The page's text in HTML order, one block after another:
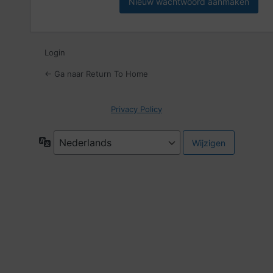
Login
← Ga naar Return To Home
Privacy Policy
Taal